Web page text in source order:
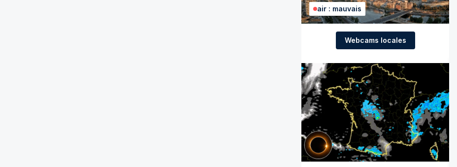
air : mauvais
Webcams locales